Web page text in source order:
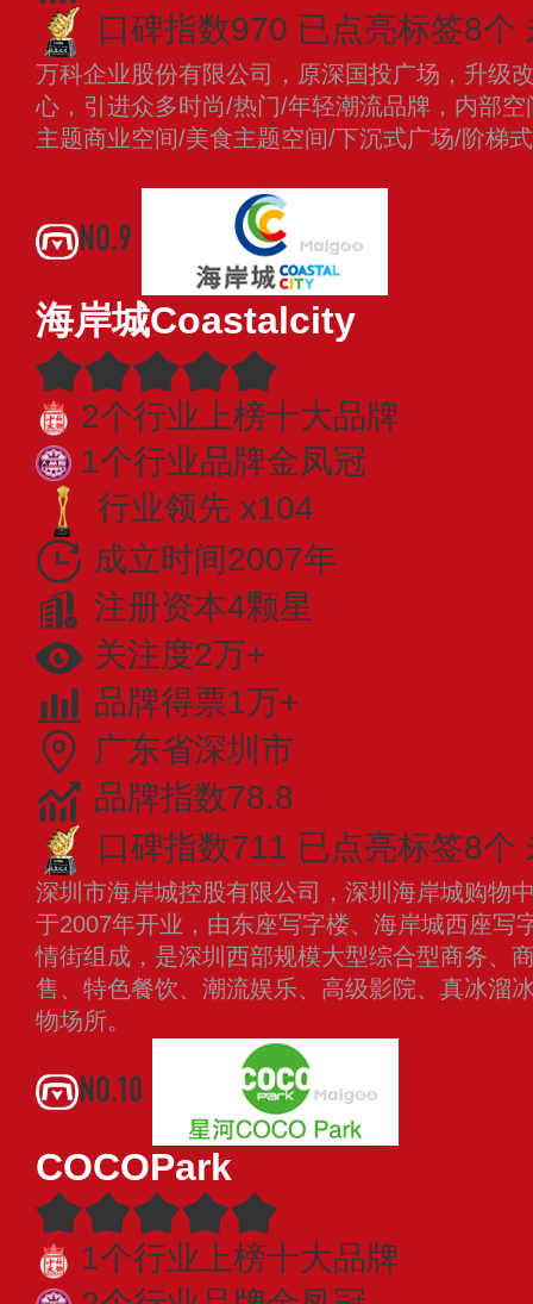
口碑指数970 已点亮标签8个
万科企业股份有限公司，原深国投广场，升级
心，引进众多时尚/热门/年轻潮流品牌，内部
主题商业空间/美食主题空间/下沉式广场/阶梯
NO.9
海岸城Coastalcity
2个行业上榜十大品牌
1个行业品牌金凤冠
行业领先 x104
成立时间2007年
注册资本4颗星
关注度2万+
品牌得票1万+
广东省深圳市
品牌指数78.8
口碑指数711 已点亮标签8个
深圳市海岸城控股有限公司，深圳海岸城购物
于2007年开业，由东座写字楼、海岸城西座写
情街组成，是深圳西部规模大型综合型商务、
售、特色餐饮、潮流娱乐、高级影院、真冰溜
物场所。
NO.10
COCOPark
1个行业上榜十大品牌